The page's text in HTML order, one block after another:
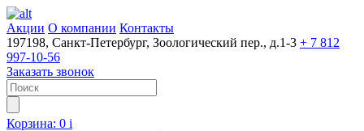
Акции О компании Контакты
197198, Санкт-Петербург, Зоологический пер., д.1-3 + 7 812
997-10-56
Заказать звонок
Корзина: 0 i